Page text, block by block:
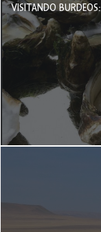
VISITANDO